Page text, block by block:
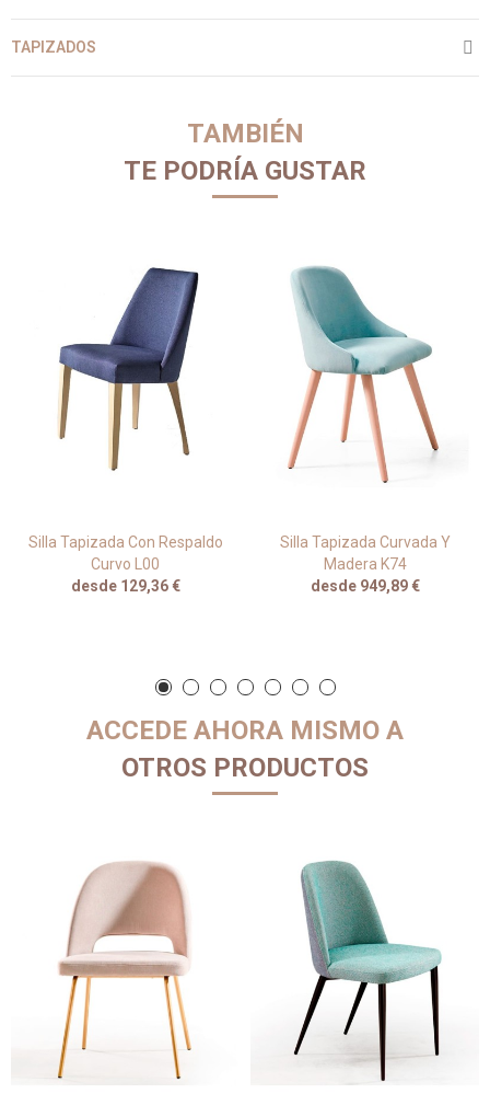
TAPIZADOS
TAMBIÉN
TE PODRÍA GUSTAR
Silla Tapizada Con Respaldo
Curvo L00
desde 129,36 €
Silla Tapizada Curvada Y
Madera K74
desde 949,89 €
ACCEDE AHORA MISMO A
OTROS PRODUCTOS